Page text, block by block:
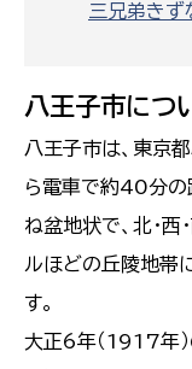
三兄弟きず
八王子市につ
八王子市は、東京
ら電車で約40分の
ね盆地状で、北・
ルほどの丘陵地帯
す。
大正6年（1917年